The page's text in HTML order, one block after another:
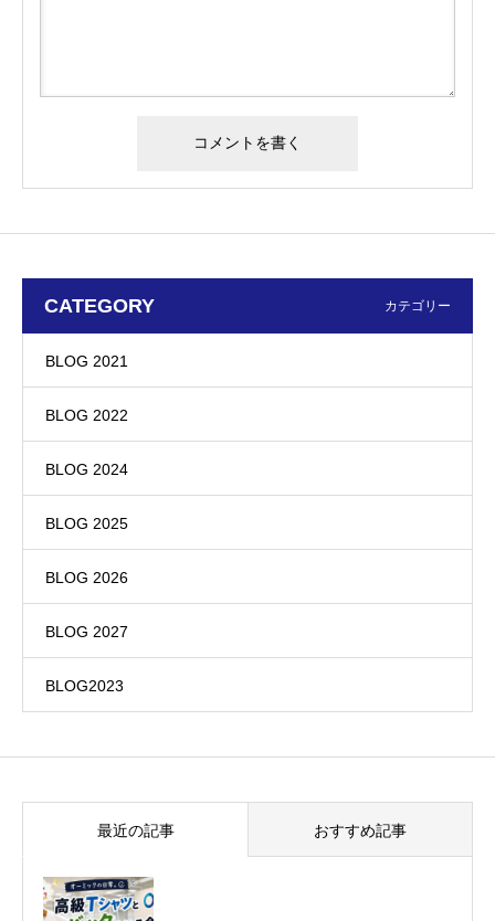
CATEGORY カテゴリー
BLOG 2021
BLOG 2022
BLOG 2024
BLOG 2025
BLOG 2026
BLOG 2027
BLOG2023
最近の記事 おすすめ記事